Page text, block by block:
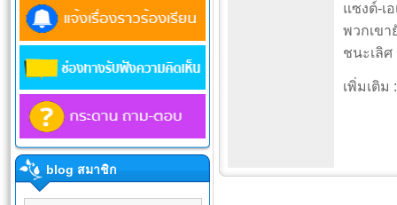
blog สมาชิก
แซงต์-เ
พวกเข
ชนะเลิ
เพิ่มเติม